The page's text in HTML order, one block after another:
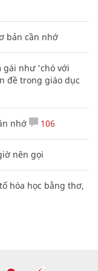
bản cần nhớ
gái như 'chó với
đề trong giáo dục
nhớ 106
nên gọi
hóa học bằng thơ,